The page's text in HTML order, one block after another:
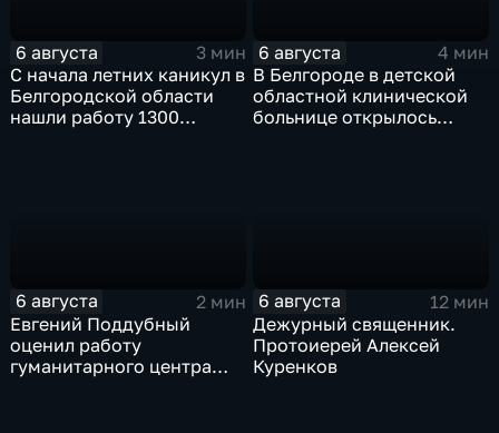
6 августа
3 мин
С начала летних каникул в
Белгородской области
нашли работу 1300
6 августа
4 мин
В Белгороде в детской
областной клинической
больнице открылось
6 августа
2 мин
Евгений Поддубный
оценил работу
гуманитарного центра
6 августа
12 мин
Дежурный священник.
Протоиерей Алексей
Куренков